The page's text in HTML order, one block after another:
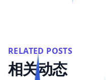
RELATED POSTS
相关动态